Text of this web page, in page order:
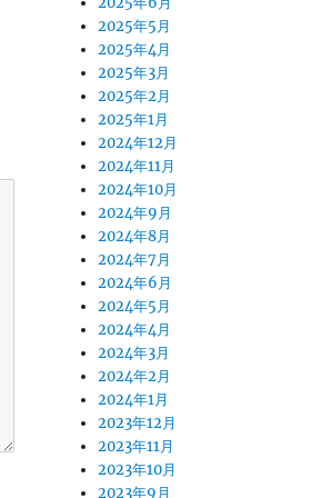
2025年5月
2025年4月
2025年3月
2025年2月
2025年1月
2024年12月
2024年11月
2024年10月
2024年9月
2024年8月
2024年7月
2024年6月
2024年5月
2024年4月
2024年3月
2024年2月
2024年1月
2023年12月
2023年11月
2023年10月
2023年9月